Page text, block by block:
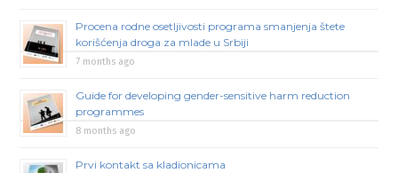
Procena rodne osetljivosti programa smanjenja štete
korišćenja droga za mlade u Srbiji
7 months ago
Guide for developing gender-sensitive harm reduction
programmes
8 months ago
Prvi kontakt sa kladionicama